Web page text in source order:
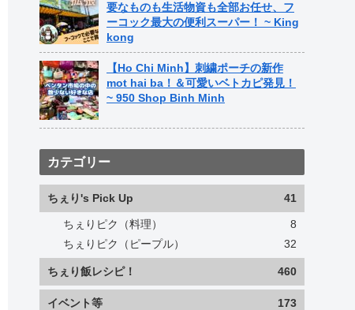
要なものも生活物資も全部お任せ、フ
ーコック最大の便利スーパー！ ~ King
kong
【Ho Chi Minh】刺繍ポーチの新作
mot hai ba！＆可愛いベトカピ発見！
~ 950 Shop Binh Minh
カテゴリー
ちぇり's Pick Up 41
ちぇりピク（料理）
8
ちぇりピク（ピープル）
32
ちぇり飯レシピ！ 460
イベント等 173